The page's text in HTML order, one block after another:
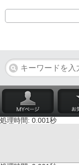
処理時間: 0.001秒